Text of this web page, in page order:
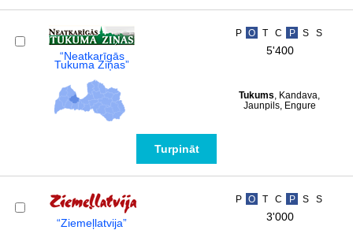
“Neatkarīgās
Tukuma Ziņas”
P O T C P S S
5'400
Tukums, Kandava,
Jaunpils, Engure
Turpināt
“Ziemeļlatvija”
P O T C P S S
3'000